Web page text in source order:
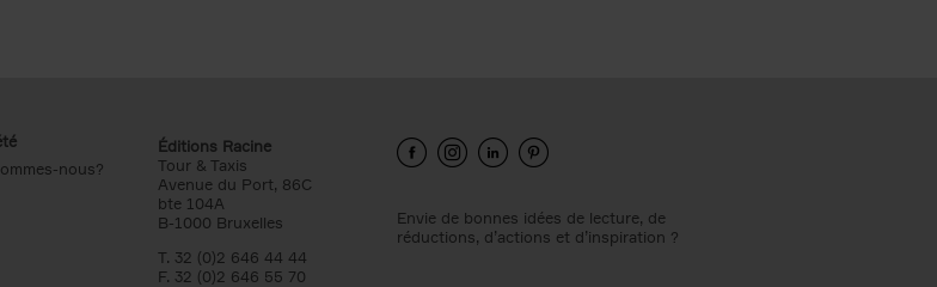
nous?
Éditions Racine
Tour & Taxis
Avenue du Port, 86C
bte 104A
B-1000 Bruxelles
T. 32 (0)2 646 44 44
F. 32 (0)2 646 55 70
Envie de bonnes idées de lecture, de
réductions, d’actions et d’inspiration ?